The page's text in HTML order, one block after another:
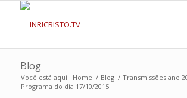
Blog
Você está aqui: Home / Blog / Transmissões ano
Programa do dia 17/10/2015: